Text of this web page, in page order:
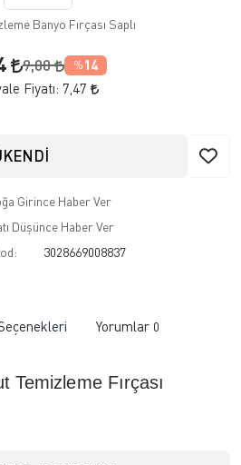
Banyo Fırçası Saplı
9,00 % 14
Fiyatı: 7,47
Girince Haber Ver
Düşünce Haber Ver
3028669008837
Yorumlar 0
Temizleme Fırçası